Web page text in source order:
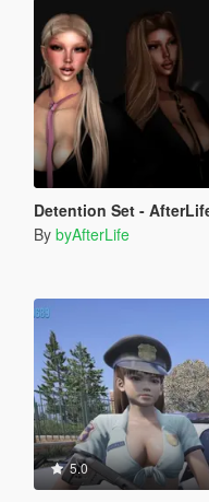
Detention Set -
By byAfterLife
5.0